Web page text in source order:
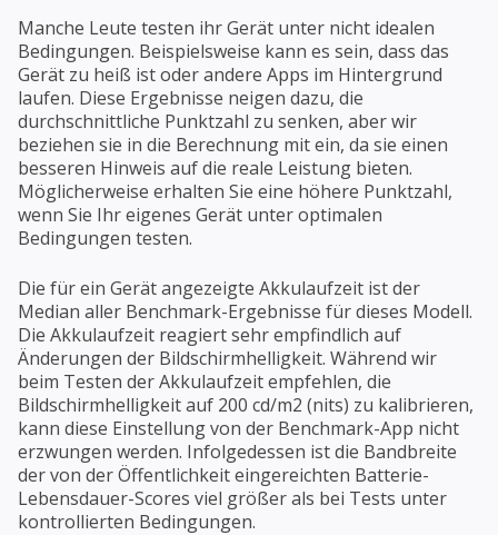
Manche Leute testen ihr Gerät unter nicht idealen
Bedingungen. Beispielsweise kann es sein, dass das
Gerät zu heiß ist oder andere Apps im Hintergrund
laufen. Diese Ergebnisse neigen dazu, die
durchschnittliche Punktzahl zu senken, aber wir
beziehen sie in die Berechnung mit ein, da sie einen
besseren Hinweis auf die reale Leistung bieten.
Möglicherweise erhalten Sie eine höhere Punktzahl,
wenn Sie Ihr eigenes Gerät unter optimalen
Bedingungen testen.
Die für ein Gerät angezeigte Akkulaufzeit ist der
Median aller Benchmark-Ergebnisse für dieses Modell.
Die Akkulaufzeit reagiert sehr empfindlich auf
Änderungen der Bildschirmhelligkeit. Während wir
beim Testen der Akkulaufzeit empfehlen, die
Bildschirmhelligkeit auf 200 cd/m2 (nits) zu kalibrieren,
kann diese Einstellung von der Benchmark-App nicht
erzwungen werden. Infolgedessen ist die Bandbreite
der von der Öffentlichkeit eingereichten Batterie-
Lebensdauer-Scores viel größer als bei Tests unter
kontrollierten Bedingungen.